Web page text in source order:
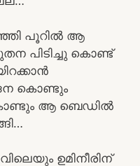
പൂറിൽ ആ
പിടിച്ചു കൊണ്ട്
കൊണ്ടും
ആ ബെഡിൽ
ഉമിനീരിന്